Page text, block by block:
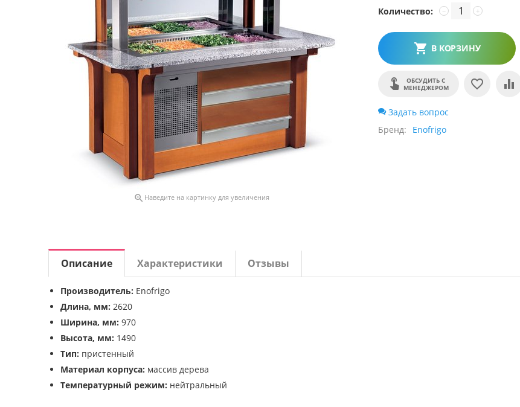
 Наведите на картинку для увеличения
Количество: +
−
В КОРЗИНУ
ОБСУДИТЬ С
МЕНЕДЖЕРОМ
Задать вопрос
Бренд
Enofrigo
Описание Характеристики Отзывы
Производитель: Enofrigo
Длина, мм: 2620
Ширина, мм: 970
Высота, мм: 1490
Тип: пристенный
Материал корпуса: массив дерева
Температурный режим: нейтральный